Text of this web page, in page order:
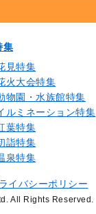
集
見特集
火大会特集
物園・水族館特集
ルミネーション特集
葉特集
詣特集
泉特集
イバシーポリシー
All Rights Reserved.